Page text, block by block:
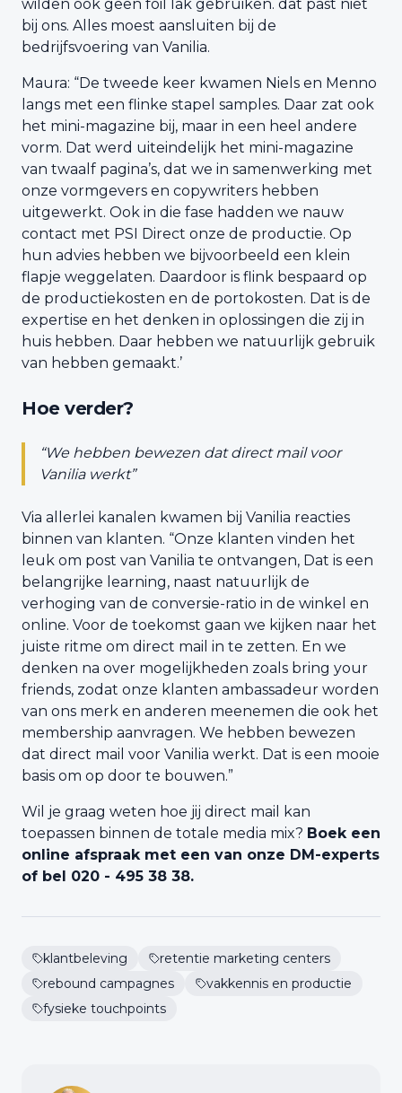
wilden ook geen foil lak gebruiken. dat past niet
bij ons. Alles moest aansluiten bij de
bedrijfsvoering van Vanilia.
Maura: “De tweede keer kwamen Niels en Menno
langs met een flinke stapel samples. Daar zat ook
het mini-magazine bij, maar in een heel andere
vorm. Dat werd uiteindelijk het mini-magazine
van twaalf pagina’s, dat we in samenwerking met
onze vormgevers en copywriters hebben
uitgewerkt. Ook in die fase hadden we nauw
contact met PSI Direct onze de productie. Op
hun advies hebben we bijvoorbeeld een klein
flapje weggelaten. Daardoor is flink bespaard op
de productiekosten en de portokosten. Dat is de
expertise en het denken in oplossingen die zij in
huis hebben. Daar hebben we natuurlijk gebruik
van hebben gemaakt.’
Hoe verder?
“We hebben bewezen dat direct mail voor
Vanilia werkt”
Via allerlei kanalen kwamen bij Vanilia reacties
binnen van klanten. “Onze klanten vinden het
leuk om post van Vanilia te ontvangen, Dat is een
belangrijke learning, naast natuurlijk de
verhoging van de conversie-ratio in de winkel en
online. Voor de toekomst gaan we kijken naar het
juiste ritme om direct mail in te zetten. En we
denken na over mogelijkheden zoals bring your
friends, zodat onze klanten ambassadeur worden
van ons merk en anderen meenemen die ook het
membership aanvragen. We hebben bewezen
dat direct mail voor Vanilia werkt. Dat is een mooie
basis om op door te bouwen.”
Wil je graag weten hoe jij direct mail kan
toepassen binnen de totale media mix? Boek een
online afspraak met een van onze DM-experts
of bel 020 - 495 38 38.
klantbeleving
retentie marketing centers
rebound campagnes
vakkennis en productie
fysieke touchpoints